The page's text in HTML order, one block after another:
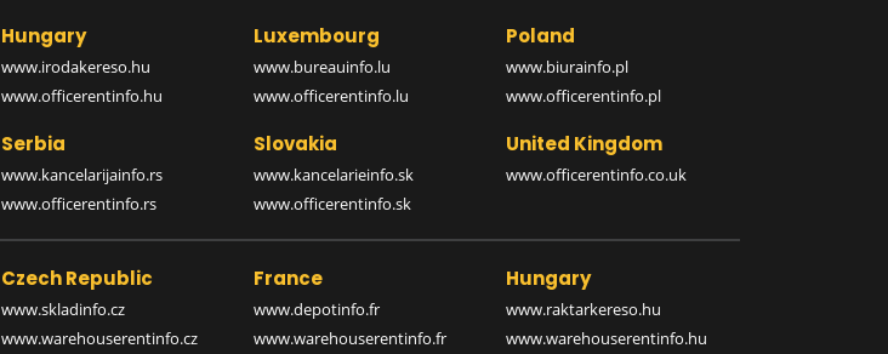
Hungary
www.irodakereso.hu
www.officerentinfo.hu
Luxembourg
www.bureauinfo.lu
www.officerentinfo.lu
Poland
www.biurainfo.pl
www.officerentinfo.pl
Serbia
www.kancelarijainfo.rs
www.officerentinfo.rs
Slovakia
www.kancelarieinfo.sk
www.officerentinfo.sk
United Kingdom
www.officerentinfo.co.uk
Czech Republic
www.skladinfo.cz
www.warehouserentinfo.cz
France
www.depotinfo.fr
www.warehouserentinfo.fr
Hungary
www.raktarkereso.hu
www.warehouserentinfo.hu